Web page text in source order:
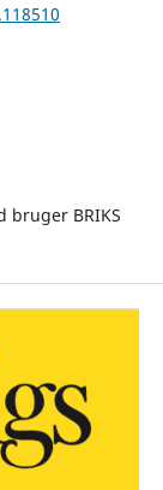
bruger BRIKS